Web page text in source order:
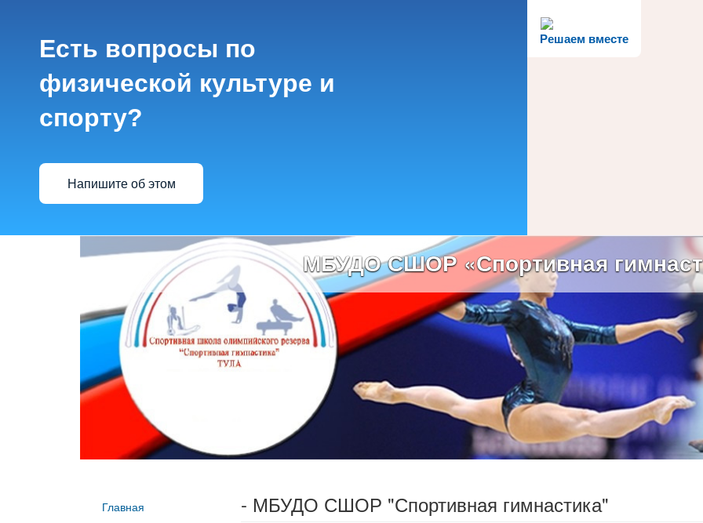
Решаем вместе
Есть вопросы по
физической культуре и
спорту?
Напишите об этом
МБУДО СШОР «Спортивная
Главная
- МБУДО СШОР "Спортивная гимнастика"